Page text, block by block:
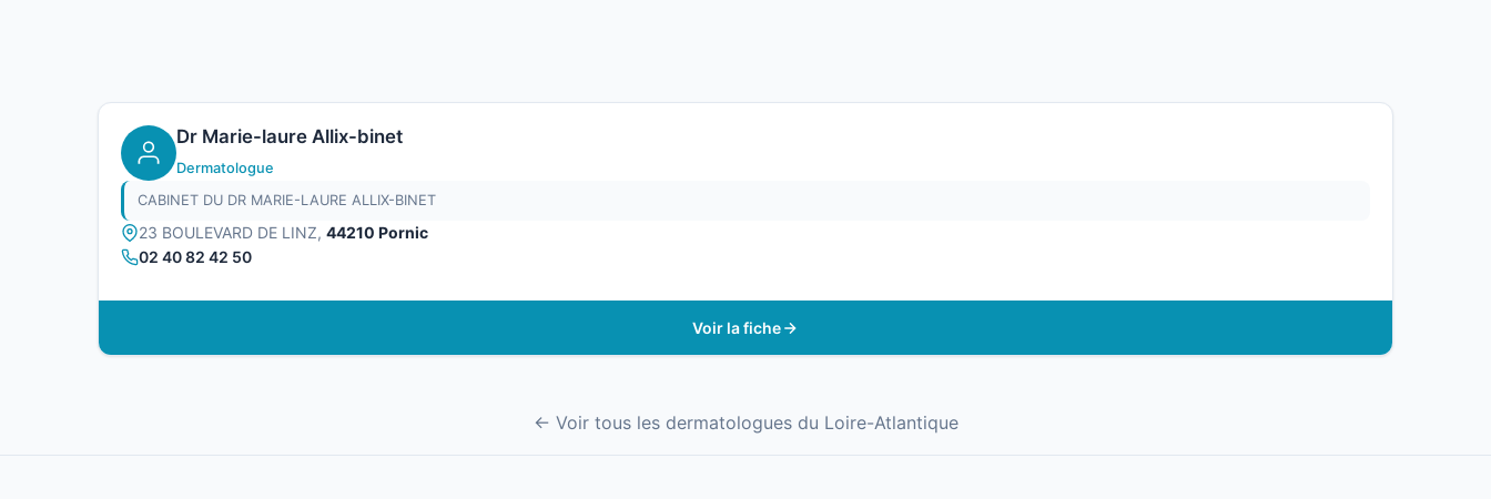
Dr Marie-laure Allix-binet
Dermatologue
CABINET DU DR MARIE-LAURE ALLIX-BINET
23 BOULEVARD DE LINZ, 44210 Pornic
02 40 82 42 50
Voir la fiche
← Voir tous les dermatologues du Loire-Atlantique